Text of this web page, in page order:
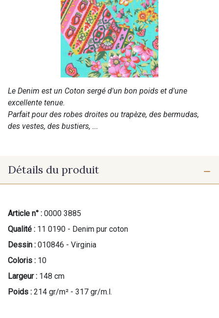
Le Denim est un Coton sergé d'un bon poids et d'une
excellente tenue.
Parfait pour des robes droites ou trapèze, des bermudas,
des vestes, des bustiers, ...
Détails du produit
Article n° : 0000 3885
Qualité : 11 0190 - Denim pur coton
Dessin : 010846 - Virginia
Coloris : 10
Largeur : 148 cm
Poids : 214 gr/m² - 317 gr/m.l.